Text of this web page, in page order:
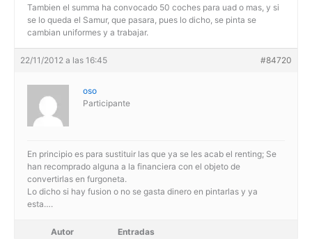
Tambien el summa ha convocado 50 coches para uad o mas, y si
se lo queda el Samur, que pasara, pues lo dicho, se pinta se
cambian uniformes y a trabajar.
22/11/2012 a las 16:45 #84720
oso
Participante
En principio es para sustituir las que ya se les acab el renting; Se
han recomprado alguna a la financiera con el objeto de
convertirlas en furgoneta.
Lo dicho si hay fusion o no se gasta dinero en pintarlas y ya
esta….
Autor Entradas